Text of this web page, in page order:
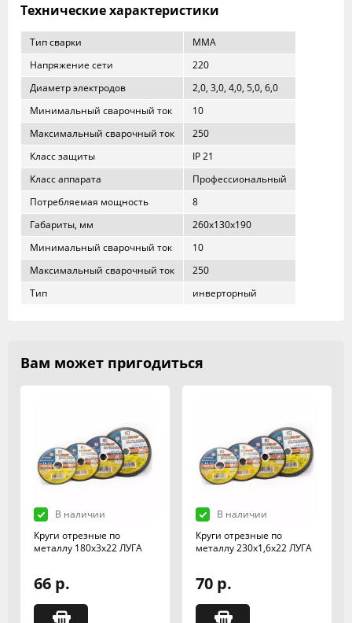
Технические характеристики
Тип сварки
MMA
Напряжение сети
220
Диаметр электродов
2,0, 3,0, 4,0, 5,0, 6,0
Минимальный сварочный ток
10
Максимальный сварочный ток
250
Класс защиты
IP 21
Класс аппарата
Профессиональный
Потребляемая мощность
8
Габариты, мм
260х130х190
Минимальный сварочный ток
10
Максимальный сварочный ток
250
Тип
инверторный
Вам может пригодиться
В наличии
Круги отрезные по
металлу 180х3х22 ЛУГА
66 р.
В наличии
Круги отрезные по
металлу 230х1,6х22 ЛУГА
70 р.